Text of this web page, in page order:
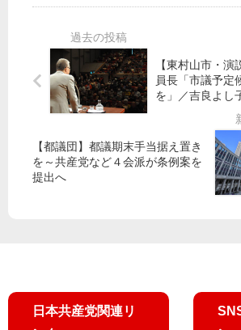
方
し
つ
け
【東村山市・
員長「市議予定
を」／吉良よし
議予定候補が決意
【都議団】都議期末手当据え置き
を～共産党など４会派が条例案を
提出へ ​
日本共産党関連リ